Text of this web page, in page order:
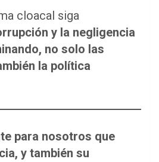
cloacal siga
y la negligencia
no solo las
la política
para nosotros que
y también su